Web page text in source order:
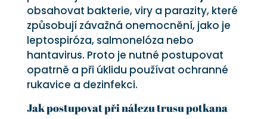
obsahovat bakterie, viry a parazity, které
způsobují závažná onemocnění, jako je
leptospiróza, salmonelóza nebo
hantavirus. Proto je nutné postupovat
opatrně a při úklidu používat ochranné
rukavice a dezinfekci.
Jak postupovat při nálezu trusu potkana